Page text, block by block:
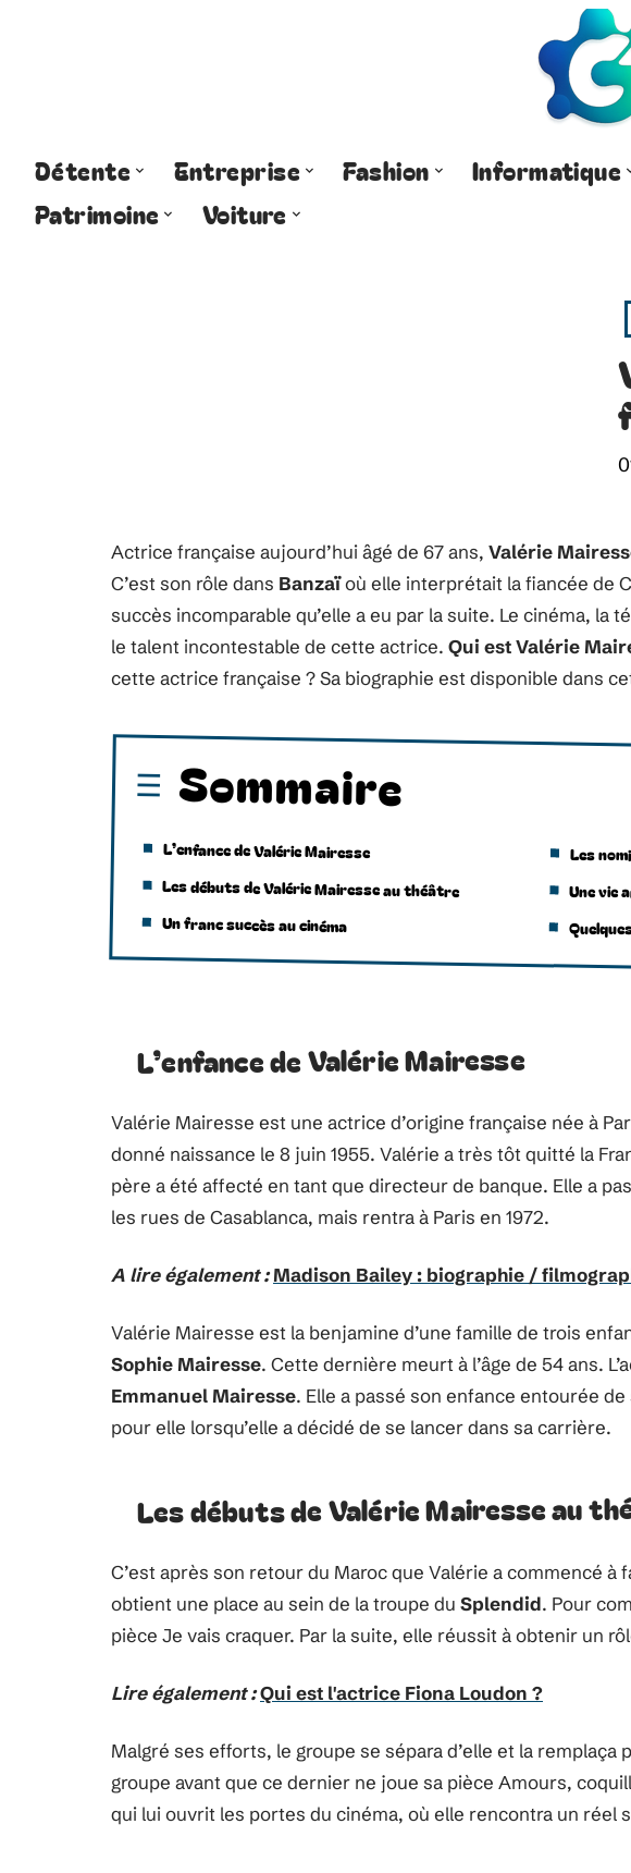
Détente Entreprise Fashion Informatique
Patrimoine
Voiture
Actrice française aujourd’hui âgé de 67 ans, Valérie
C’est son rôle dans Banzaïoù elle interprétait la fiancée de
succès incomparable qu’elle a eu par la suite. Le cinéma, la
le talent incontestable de cette actrice. Qui est Valérie
cette actrice française ? Sa biographie est disponible dans
Sommaire
L’enfance de Valérie Mairesse
Les débuts de Valérie Mairesse au théâtre
Un franc succès au cinéma
Les
Une vie
L’enfance de Valérie Mairesse
Valérie Mairesse est une actrice d’origine française née à
donné naissance le 8 juin 1955. Valérie a très tôt quitté la
père a été affecté en tant que directeur de banque. Elle a
les rues de Casablanca, mais rentra à Paris en 1972.
A lire également : Madison Bailey : biographie /
Valérie Mairesse est la benjamine d’une famille de trois
Sophie Mairesse. Cette dernière meurt à l’âge de 54 ans.
Emmanuel Mairesse. Elle a passé son enfance entourée
pour elle lorsqu’elle a décidé de se lancer dans sa carrière.
Les débuts de Valérie Mairesse au
C’est après son retour du Maroc que Valérie a commencé à
obtient une place au sein de la troupe du Splendid. Pour
pièce Je vais craquer. Par la suite, elle réussit à obtenir un
Lire également :Qui est l'actrice Fiona Loudon ?
Malgré ses efforts, le groupe se sépara d’elle et la remplaça
groupe avant que ce dernier ne joue sa pièce Amours,
qui lui ouvrit les portes du cinéma, où elle rencontra un réel